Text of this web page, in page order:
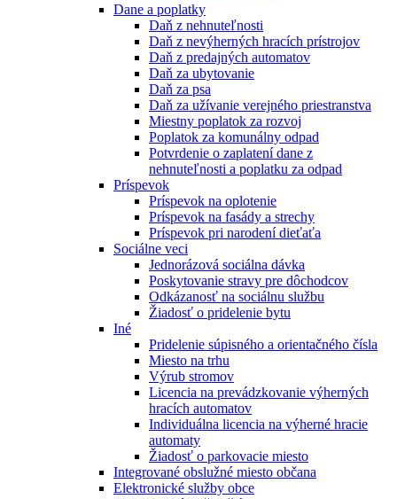
Dane a poplatky
Daň z nehnuteľnosti
Daň z nevýherných hracích prístrojov
Daň z predajných automatov
Daň za ubytovanie
Daň za psa
Daň za užívanie verejného priestranstva
Miestny poplatok za rozvoj
Poplatok za komunálny odpad
Potvrdenie o zaplatení dane z
nehnuteľnosti a poplatku za odpad
Príspevok
Príspevok na oplotenie
Príspevok na fasády a strechy
Príspevok pri narodení dieťaťa
Sociálne veci
Jednorázová sociálna dávka
Poskytovanie stravy pre dôchodcov
Odkázanosť na sociálnu službu
Žiadosť o pridelenie bytu
Iné
Pridelenie súpisného a orientačného čísla
Miesto na trhu
Výrub stromov
Licencia na prevádzkovanie výherných
hracích automatov
Individuálna licencia na výherné hracie
automaty
Žiadosť o parkovacie miesto
Integrované obslužné miesto občana
Elektronické služby obce